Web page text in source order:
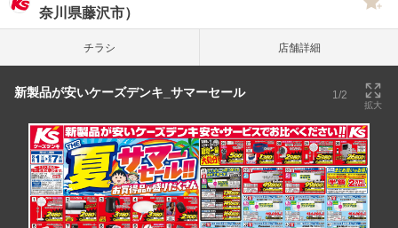
奈川県藤沢市）
チラシ 店舗詳細
新製品が安いケーズデンキ_サマーセール 1/2
拡大